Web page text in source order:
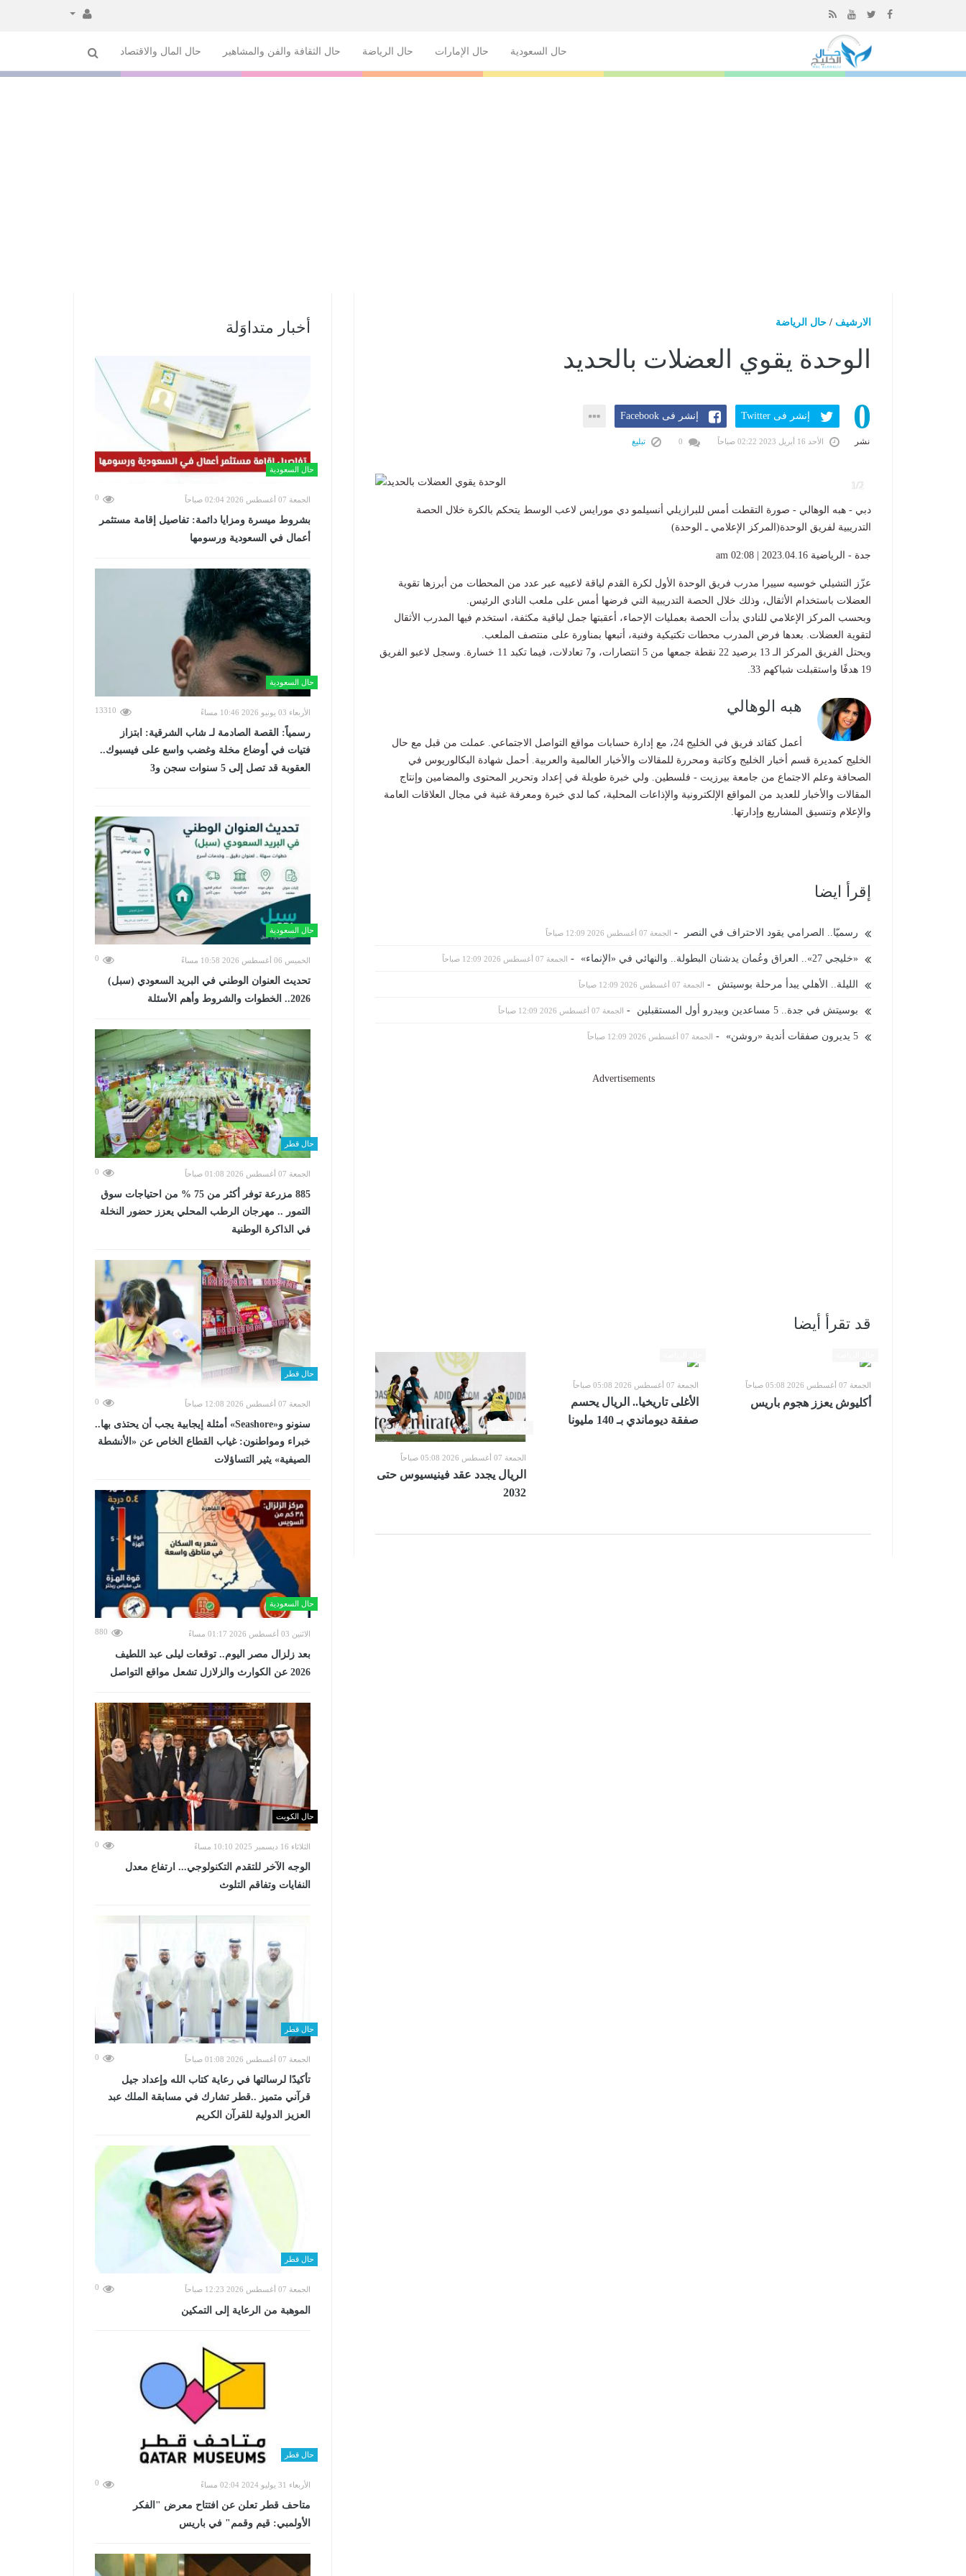
المحتوى
حال السعودية حال الإمارات حال الرياضة حال الثقافة والفن والمشاهير حال المال والاقتصاد
الارشيف / حال الرياضة
الوحدة يقوي العضلات بالحديد
0
نشر
إنشر فى Twitter إنشر فى Facebook
الأحد 16 أبريل 2023 02:22 صباحاً تبليغ
1/2
دبي - هبه الوهالي - صورة التقطت أمس للبرازيلي أنسيلمو دي مورايس لاعب الوسط يتحكم بالكرة خلال الحصة
التدريبية لفريق الوحدة(المركز الإعلامي ـ الوحدة)
جدة - الرياضية 2023.04.16 | 02:08 am
عزّز التشيلي خوسيه سييرا مدرب فريق الوحدة الأول لكرة القدم لياقة لاعبيه عبر عدد من المحطات من أبرزها تقوية
العضلات باستخدام الأثقال، وذلك خلال الحصة التدريبية التي فرضها أمس على ملعب النادي الرئيس.
وبحسب المركز الإعلامي للنادي بدأت الحصة بعمليات الإحماء، أعقبتها جمل لياقية مكثفة، استخدم فيها المدرب الأثقال
لتقوية العضلات. بعدها فرض المدرب محطات تكتيكية وفنية، أتبعها بمناورة على منتصف الملعب.
ويحتل الفريق المركز الـ 13 برصيد 22 نقطة جمعها من 5 انتصارات، و7 تعادلات، فيما تكبد 11 خسارة. وسجل لاعبو الفريق
19 هدفًا واستقبلت شباكهم 33.
هبه الوهالي
أعمل كقائد فريق في الخليج 24، مع إدارة حسابات مواقع التواصل الاجتماعي. عملت من قبل مع حال
الخليج كمديرة قسم أخبار الخليج وكاتبة ومحررة للمقالات والأخبار العالمية والعربية. أحمل شهادة البكالوريوس في
الصحافة وعلم الاجتماع من جامعة بيرزيت - فلسطين. ولي خبرة طويلة في إعداد وتحرير المحتوى والمضامين وإنتاج
المقالات والأخبار للعديد من المواقع الإلكترونية والإذاعات المحلية، كما لدي خبرة ومعرفة غنية في مجال العلاقات العامة
والإعلام وتنسيق المشاريع وإدارتها.
إقرأ ايضا
رسميّا.. الصرامي يقود الاحتراف في النصر - الجمعة 07 أغسطس 2026 12:09 صباحاً
«خليجي 27».. العراق وعُمان يدشنان البطولة.. والنهائي في «الإنماء» - الجمعة 07 أغسطس 2026 12:09 صباحاً
الليلة.. الأهلي يبدأ مرحلة بوسيتش - الجمعة 07 أغسطس 2026 12:09 صباحاً
بوسيتش في جدة.. 5 مساعدين وبيدرو أول المستقبلين - الجمعة 07 أغسطس 2026 12:09 صباحاً
- الجمعة 07 أغسطس 2026 12:09 صباحاً
Advertisements
قد تقرأ أيضا
الجمعة 07 أغسطس 2026 05:08 صباحاً
أكليوش يعزز هجوم باريس
الجمعة 07 أغسطس 2026 05:08 صباحاً
الأغلى تاريخيا.. الريال يحسم
صفقة ديوماندي بـ 140 مليونا
الجمعة 07 أغسطس 2026 05:08 صباحاً
الريال يجدد عقد فينيسيوس حتى
2032
أخبار متداوَلة
حال السعودية
الجمعة 07 أغسطس 2026 02:04 صباحاً 0
بشروط ميسرة ومزايا دائمة: تفاصيل إقامة مستثمر
أعمال في السعودية ورسومها
حال السعودية
الأربعاء 03 يونيو 2026 10:46 مساءً 13310
رسمياً: القصة الصادمة لـ شاب الشرقية: ابتزاز
فتيات في أوضاع مخلة وغضب واسع على فيسبوك..
العقوبة قد تصل إلى 5 سنوات سجن و3
حال السعودية
الخميس 06 أغسطس 2026 10:58 مساءً 0
تحديث العنوان الوطني في البريد السعودي (سبل)
2026.. الخطوات والشروط وأهم الأسئلة
حال قطر
الجمعة 07 أغسطس 2026 01:08 صباحاً 0
885 مزرعة توفر أكثر من 75 % من احتياجات سوق
التمور .. مهرجان الرطب المحلي يعزز حضور النخلة
في الذاكرة الوطنية
حال قطر
الجمعة 07 أغسطس 2026 12:08 صباحاً 0
سنونو و«Seashore» أمثلة إيجابية يجب أن يحتذى بها..
خبراء ومواطنون: غياب القطاع الخاص عن «الأنشطة
الصيفية» يثير التساؤلات
حال السعودية
الاثنين 03 أغسطس 2026 01:17 مساءً 880
بعد زلزال مصر اليوم.. توقعات ليلى عبد اللطيف
2026 عن الكوارث والزلازل تشعل مواقع التواصل
حال الكويت
الثلاثاء 16 ديسمبر 2025 10:10 مساءً 0
الوجه الآخر للتقدم التكنولوجي... ارتفاع معدل
النفايات وتفاقم التلوث
حال قطر
الجمعة 07 أغسطس 2026 01:08 صباحاً 0
تأكيدًا لرسالتها في رعاية كتاب الله وإعداد جيل
قرآني متميز ..قطر تشارك في مسابقة الملك عبد
العزيز الدولية للقرآن الكريم
حال قطر
الجمعة 07 أغسطس 2026 12:23 صباحاً 0
الموهبة من الرعاية إلى التمكين
حال قطر
الأربعاء 31 يوليو 2024 02:04 مساءً 0
متاحف قطر تعلن عن افتتاح معرض "الفكر
الأولمبي: قيم وقمم" في باريس